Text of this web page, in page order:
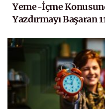
Yeme-İçme
Yazdırmayı Başaran